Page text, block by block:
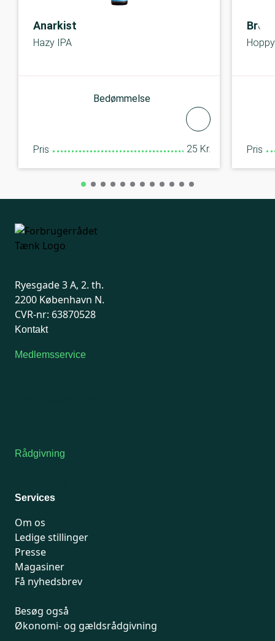
Anarkist
Hazy IPA
Bedømmelse
Pris 25 Kr. Pris
Ryesgade 3 A, 2. th.
2200 København N.
CVR-nr: 63870528
Kontakt
Medlemsservice
Rådgivning
Services
Om os
Ledige stillinger
Presse
Magasiner
Få nyhedsbrev
Besøg også
Økonomi- og gældsrådgivning